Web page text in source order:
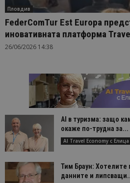
Пловдив
FederComTur Est Europa
иновативната платформа
26/06/2026 14:38
AI в туризма: защо
окаже по-трудна за...
AI Travel Economy с
Тим Браун: Хотелите
данните и